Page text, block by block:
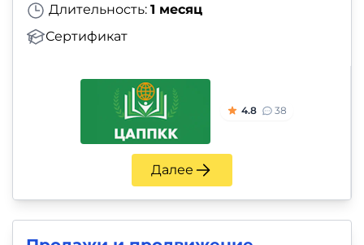
Длительность: 1 месяц
Сертификат
4.8 38
Далее